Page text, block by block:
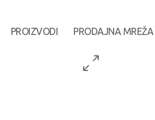
PROIZVODI PRODAJNA MREŽA